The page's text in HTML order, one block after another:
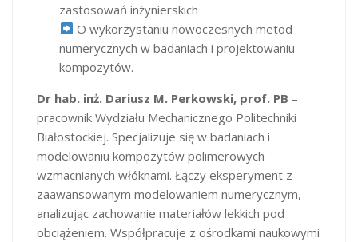
zastosowań inżynierskich
O wykorzystaniu nowoczesnych metod
numerycznych w badaniach i projektowaniu
kompozytów.
Dr hab. inż. Dariusz M. Perkowski, prof. PB –
pracownik Wydziału Mechanicznego Politechniki
Białostockiej. Specjalizuje się w badaniach i
modelowaniu kompozytów polimerowych
wzmacnianych włóknami. Łączy eksperyment z
zaawansowanym modelowaniem numerycznym,
analizując zachowanie materiałów lekkich pod
obciążeniem. Współpracuje z ośrodkami naukowymi